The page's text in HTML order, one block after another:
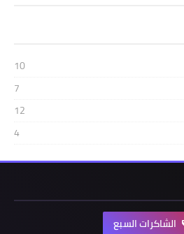
10
7
12
4
الشاكرات السبع